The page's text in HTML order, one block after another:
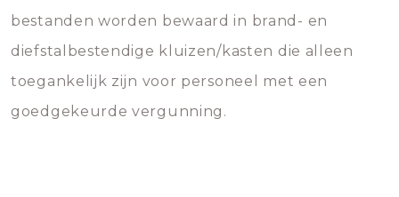
bestanden worden bewaard in brand- en
diefstalbestendige kluizen/kasten die alleen
toegankelijk zijn voor personeel met een
goedgekeurde vergunning.